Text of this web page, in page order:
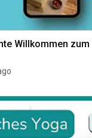
Willkommen zum